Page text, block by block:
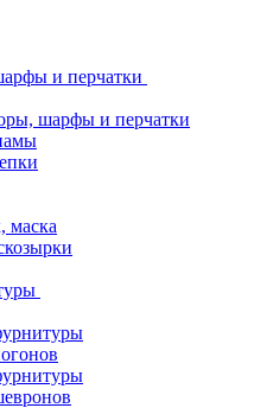
и перчатки
шарфы и перчатки
маска